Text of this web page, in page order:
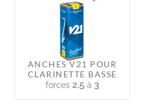
ANCHES V21 POUR
CLARINETTE BASSE
forces 2,5à 3